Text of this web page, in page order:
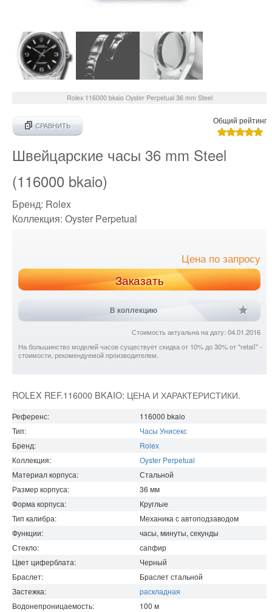
Rolex 116000 bkaio Oyster Perpetual 36 mm Steel
СРАВНИТЬ
Общий рейтинг
Швейцарские часы 36 mm Steel
(116000 bkaio)
Бренд: Rolex
Коллекция: Oyster Perpetual
Цена по запросу
Заказать
В коллекцию
Стоимость актуальна на дату: 04.01.2016
На большинство моделей часов существует скидка от 10% до 30% от "retail" -
стоимости, рекомендуемой производителем.
ROLEX REF.116000 BKAIO: ЦЕНА И ХАРАКТЕРИСТИКИ.
Референс:
116000 bkaio
Тип:
Часы Унисекс
Бренд:
Rolex
Коллекция:
Oyster Perpetual
Материал корпуса:
Стальной
Размер корпуса:
36 мм
Форма корпуса:
Круглые
Тип калибра:
Механика с автоподзаводом
Функции:
часы, минуты, секунды
Стекло:
сапфир
Цвет циферблата:
Черный
Браслет:
Браслет стальной
Застежка:
раскладная
Водонепроницаемость: 100 м